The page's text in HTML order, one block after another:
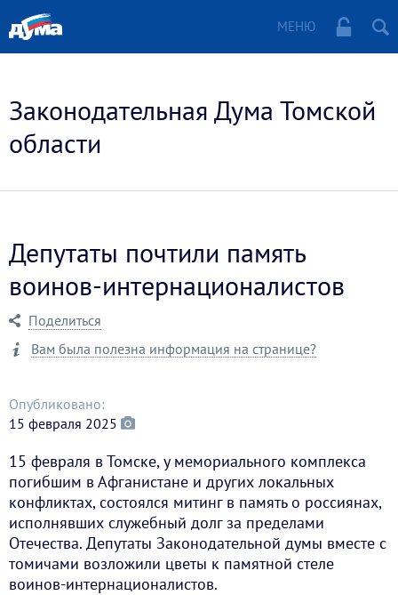
МЕНЮ
Законодательная Дума Томской
области
Депутаты почтили память
воинов-интернационалистов
Поделиться
Вам была полезна информация на странице?
Опубликовано:
15 февраля 2025
15 февраля в Томске, у мемориального комплекса
погибшим в Афганистане и других локальных
конфликтах, состоялся митинг в память о россиянах,
исполнявших служебный долг за пределами
Отечества. Депутаты Законодательной думы вместе с
томичами возложили цветы к памятной стеле
воинов-интернационалистов.